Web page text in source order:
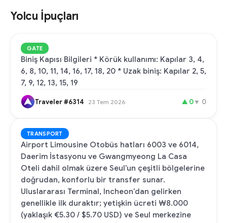
Yolcu İpuçları
GATE
Biniş Kapısı Bilgileri * Körük kullanımı: Kapılar 3, 4,
6, 8, 10, 11, 14, 16, 17, 18, 20 * Uzak biniş: Kapılar 2, 5,
7, 9, 12, 13, 15, 19
Traveler #6314 23 Tem 2026 ▲ 0▼ 0
TRANSPORT
Airport Limousine Otobüs hatları 6003 ve 6014,
Daerim İstasyonu ve Gwangmyeong La Casa
Oteli dahil olmak üzere Seul'un çeşitli bölgelerine
doğrudan, konforlu bir transfer sunar.
Uluslararası Terminal, Incheon'dan gelirken
genellikle ilk duraktır; yetişkin ücreti ₩8.000
(yaklaşık €5.30 / $5.70 USD) ve Seul merkezine